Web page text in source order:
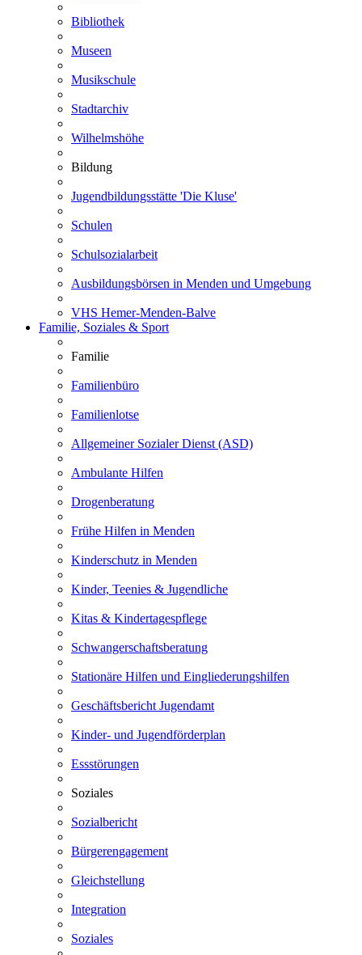
Bibliothek
Museen
Musikschule
Stadtarchiv
Wilhelmshöhe
Bildung
Jugendbildungsstätte 'Die Kluse'
Schulen
Schulsozialarbeit
Ausbildungsbörsen in Menden und Umgebung
VHS Hemer-Menden-Balve
Familie, Soziales & Sport
Familie
Familienbüro
Familienlotse
Allgemeiner Sozialer Dienst (ASD)
Ambulante Hilfen
Drogenberatung
Frühe Hilfen in Menden
Kinderschutz in Menden
Kinder, Teenies & Jugendliche
Kitas & Kindertagespflege
Schwangerschaftsberatung
Stationäre Hilfen und Eingliederungshilfen
Geschäftsbericht Jugendamt
Kinder- und Jugendförderplan
Essstörungen
Soziales
Sozialbericht
Bürgerengagement
Gleichstellung
Integration
Soziales